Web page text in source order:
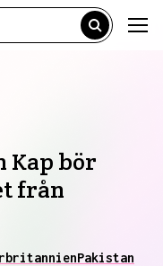
Kap bör
från
Pakistan